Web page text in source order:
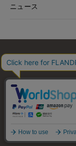
ニュース
お問い合わせ
特定商取引